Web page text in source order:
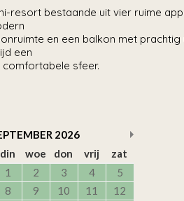
resort bestaande uit vier ruime
en een balkon met prachtig
een
sfeer.
2026
din woe don vrij
zat
1
2 3 4
5
8 9 10 11
12